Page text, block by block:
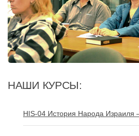
НАШИ КУРСЫ:
HIS-04 История Народа Израиля